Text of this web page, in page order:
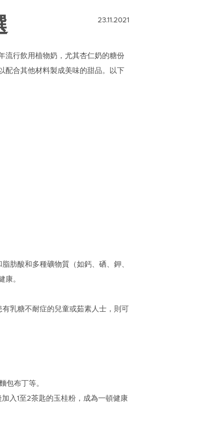
23.11.2021
流行飲用植物奶，尤其杏仁奶的糖份
配合其他材料製成美味的甜品。以下
肪酸和多種礦物質（如鈣、硒、鉀、
。
乳糖不耐症的兒童或茹素人士，則可
布丁等。
入1至2茶匙的玉桂粉，成為一頓健康